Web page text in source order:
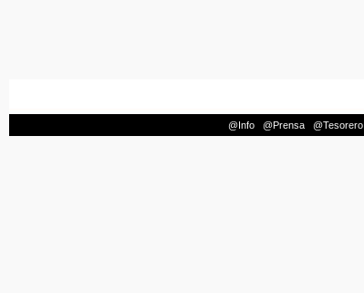
@Info @Prensa @Tesorero